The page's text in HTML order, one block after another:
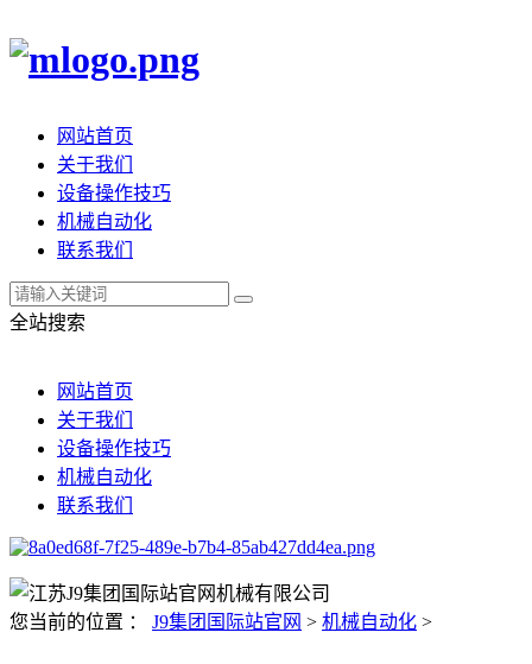
网站首页
关于我们
设备操作技巧
机械自动化
联系我们
全站搜索
网站首页
关于我们
设备操作技巧
机械自动化
联系我们
您当前的位置 ： J9集团国际站官网 > 机械自动化 >